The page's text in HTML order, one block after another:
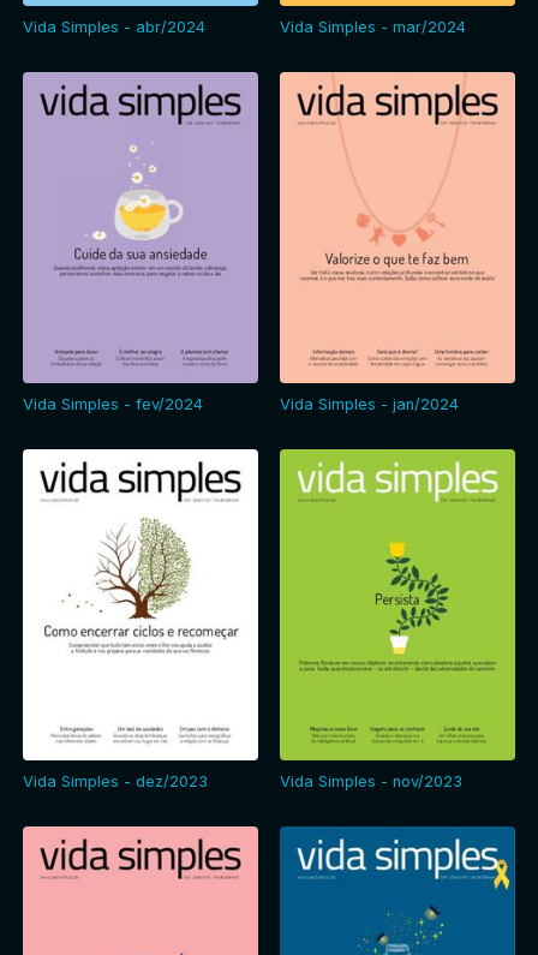
Vida Simples - abr/2024 Vida Simples - mar/2024
Vida Simples - fev/2024 Vida Simples - jan/2024
Vida Simples - dez/2023 Vida Simples - nov/2023